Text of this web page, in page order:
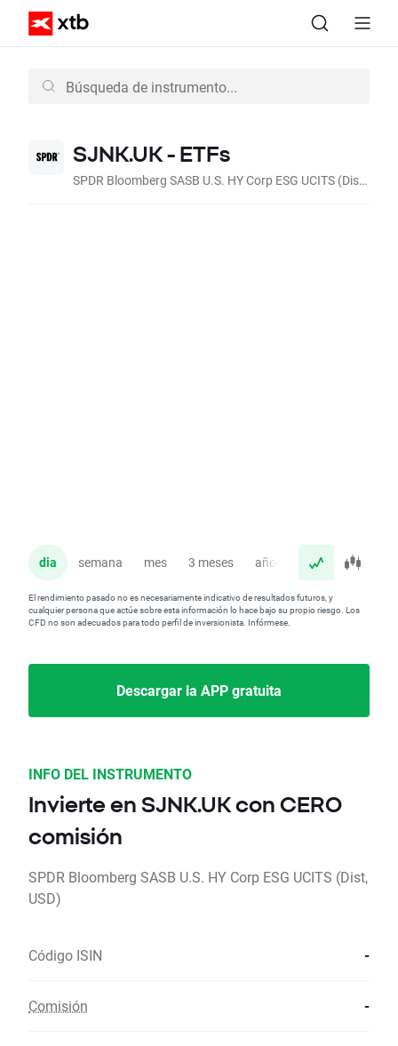
SJNK.UK - ETFs
SPDR Bloomberg SASB U.S. HY Corp ESG UCITS (Dist, USD)
dia semana mes 3 meses año
El rendimiento pasado no es necesariamente indicativo de resultados futuros, y
cualquier persona que actúe sobre esta información lo hace bajo su propio riesgo. Los
CFD no son adecuados para todo perfil de inversionista. Infórmese.
Descargar la APP gratuita
INFO DEL INSTRUMENTO
Invierte en SJNK.UK con CERO
comisión
SPDR Bloomberg SASB U.S. HY Corp ESG UCITS (Dist,
USD)
Código ISIN -
Comisión -